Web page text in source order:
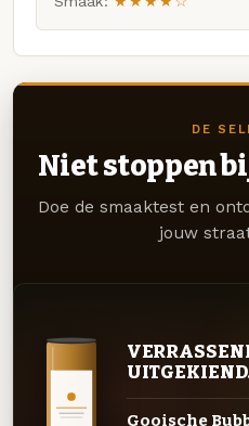
DE
Niet stoppen
Doe de smaaktest en
jouw
Gooische